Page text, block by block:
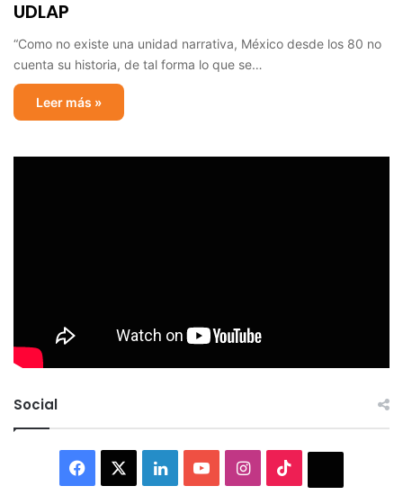
UDLAP
“Como no existe una unidad narrativa, México desde los 80 no
cuenta su historia, de tal forma lo que se…
Leer más »
Social
Facebook LinkedInYouTubeInstagram